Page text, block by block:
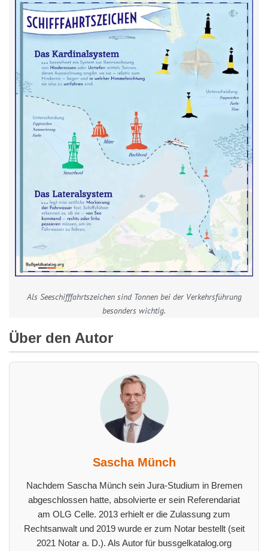
Als Seeschifffahrtszeichen sind Tonnen bei der Verkehrsführung
besonders wichtig.
Über den Autor
Sascha Münch
Nachdem Sascha Münch sein Jura-Studium in Bremen
abgeschlossen hatte, absolvierte er sein Referendariat
am OLG Celle. 2013 erhielt er die Zulassung zum
Rechtsanwalt und 2019 wurde er zum Notar bestellt (seit
2021 Notar a. D.). Als Autor für bussgelkatalog.org